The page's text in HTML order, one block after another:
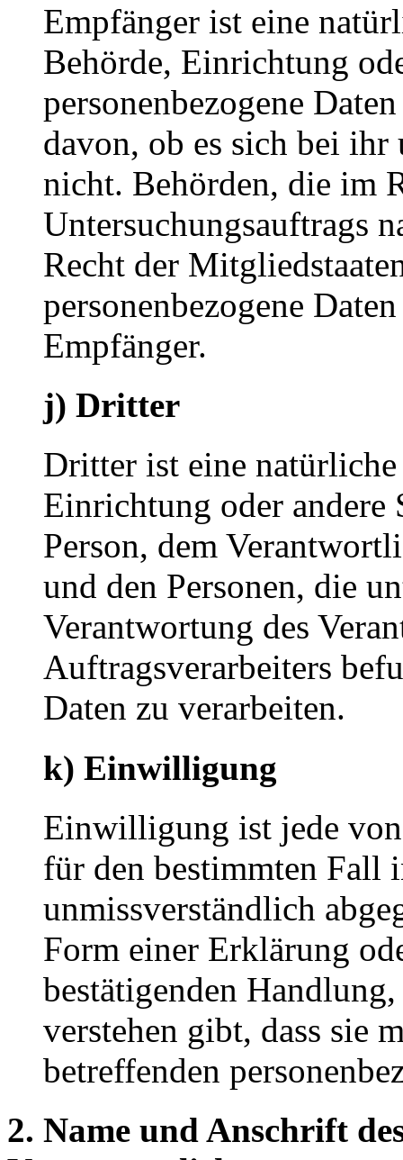
Empfänger ist eine
Behörde, Einrichtung
personenbezogene
davon, ob es sich bei
nicht. Behörden, die im
Untersuchungsauftrags
Recht der
personenbezogene
Empfänger.
j) Dritter
Dritter ist eine
Einrichtung oder andere
Person, dem
und den Personen, die
Verantwortung des
Auftragsverarbeiters
Daten zu verarbeiten.
k) Einwilligung
Einwilligung ist jede
für den bestimmten Fall
unmissverständlich
Form einer Erklärung
bestätigenden
verstehen gibt, dass sie
betreffenden
2. Name und Anschrift